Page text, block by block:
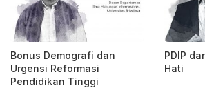
Bonus Demografi dan
Urgensi Reformasi
Pendidikan Tinggi
PDIP
Hati